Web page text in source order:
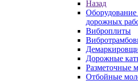
Назад
Оборудование
дорожных
Виброплиты
Дорожные
Разметочные
Отбойные